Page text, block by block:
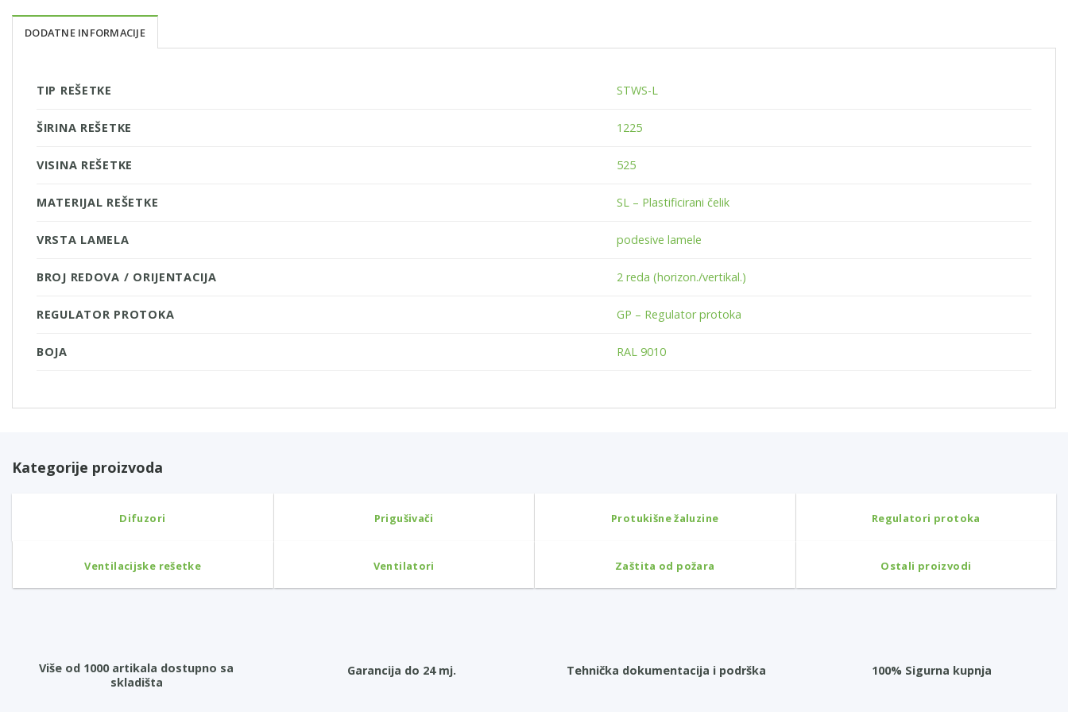
DODATNE INFORMACIJE
TIP REŠETKE STWS-L
ŠIRINA REŠETKE 1225
VISINA REŠETKE 525
MATERIJAL REŠETKE SL – Plastificirani čelik
VRSTA LAMELA podesive lamele
BROJ REDOVA / ORIJENTACIJA 2 reda (horizon./vertikal.)
REGULATOR PROTOKA GP – Regulator protoka
BOJA RAL 9010
Kategorije proizvoda
Difuzori Prigušivači Protukišne žaluzine Regulatori protoka
Ventilacijske rešetke Ventilatori Zaštita od požara Ostali proizvodi
Više od 1000 artikala dostupno sa
skladišta
Garancija do 24 mj. Tehnička dokumentacija i podrška 100% Sigurna kupnja